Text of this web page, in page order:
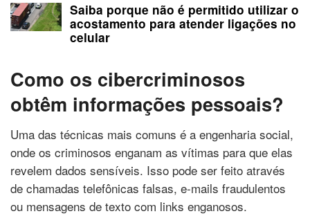
Saiba porque não é permitido utilizar o
acostamento para atender ligações no
celular
Como os cibercriminosos
obtêm informações pessoais?
Uma das técnicas mais comuns é a engenharia social,
onde os criminosos enganam as vítimas para que elas
revelem dados sensíveis. Isso pode ser feito através
de chamadas telefônicas falsas, e-mails fraudulentos
ou mensagens de texto com links enganosos.